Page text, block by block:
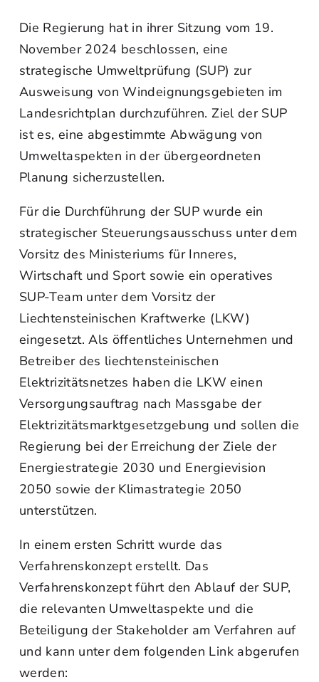
Die Regierung hat in ihrer Sitzung vom 19.
November 2024 beschlossen, eine
strategische Umweltprüfung (SUP) zur
Ausweisung von Windeignungsgebieten im
Landesrichtplan durchzuführen. Ziel der SUP
ist es, eine abgestimmte Abwägung von
Umweltaspekten in der übergeordneten
Planung sicherzustellen.
Für die Durchführung der SUP wurde ein
strategischer Steuerungsausschuss unter dem
Vorsitz des Ministeriums für Inneres,
Wirtschaft und Sport sowie ein operatives
SUP-Team unter dem Vorsitz der
Liechtensteinischen Kraftwerke (LKW)
eingesetzt. Als öffentliches Unternehmen und
Betreiber des liechtensteinischen
Elektrizitätsnetzes haben die LKW einen
Versorgungsauftrag nach Massgabe der
Elektrizitätsmarktgesetzgebung und sollen die
Regierung bei der Erreichung der Ziele der
Energiestrategie 2030 und Energievision
2050 sowie der Klimastrategie 2050
unterstützen.
In einem ersten Schritt wurde das
Verfahrenskonzept erstellt. Das
Verfahrenskonzept führt den Ablauf der SUP,
die relevanten Umweltaspekte und die
Beteiligung der Stakeholder am Verfahren auf
und kann unter dem folgenden Link abgerufen
werden: